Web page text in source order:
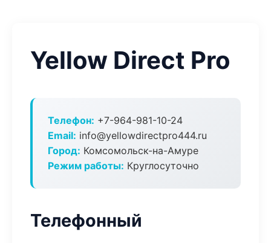
Yellow Direct Pro
Телефон: +7-964-981-10-24
Email: info@yellowdirectpro444.ru
Город: Комсомольск-на-Амуре
Режим работы: Круглосуточно
Телефонный